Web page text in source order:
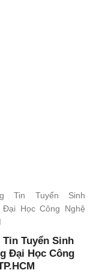
Tin Tuyển Sinh
Đại Học Công